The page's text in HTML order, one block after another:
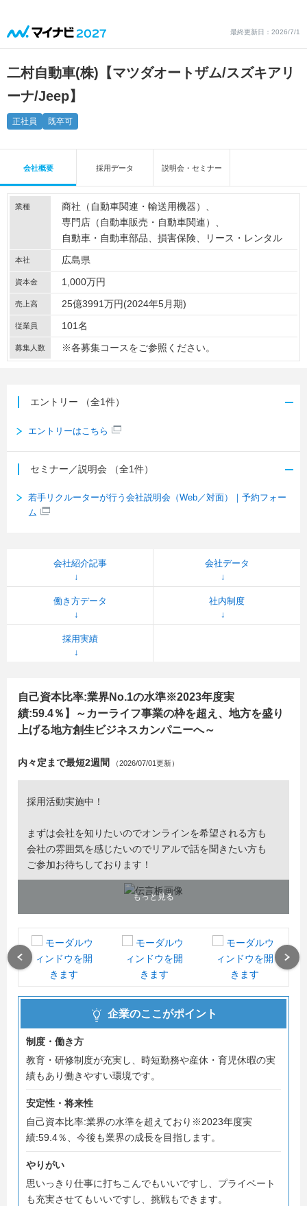
最終更新日：2026/7/1
二村自動車(株)【マツダオートザム/スズキアリ
ーナ/Jeep】
正社員 既卒可
会社概要 採用データ 説明会・セミナー
業種
商社（自動車関連・輸送用機器）
専門店（自動車販売・自動車関連）
自動車・自動車部品
損害保険 リース・レンタル
本社 広島県
資本金 1,000万円
売上高 25億3991万円(2024年5月期)
従業員 101名
募集人数 ※各募集コースをご参照ください。
エントリー （全1件）
エントリーはこちら
セミナー／説明会 （全1件）
若手リクルーターが行う会社説明会（Web／対面）｜予約フォー
ム
会社紹介記事 会社データ
働き方データ 社内制度
採用実績
自己資本比率:業界No.1の水準※2023年度実
績:59.4％】～カーライフ事業の枠を超え、地方を盛り
上げる地方創生ビジネスカンパニーへ～
内々定まで最短2週間 （2026/07/01更新）
採用活動実施中！
まずは会社を知りたいのでオンラインを希望される方も
会社の雰囲気を感じたいのでリアルで話を聞きたい方も
ご参加お待ちしております！
もっと見る
企業のここがポイント
制度・働き方
教育・研修制度が充実し、時短勤務や産休・育児休暇の実
績もあり働きやすい環境です。
安定性・将来性
自己資本比率:業界の水準を超えており※2023年度実
績:59.4％、今後も業界の成長を目指します。
やりがい
思いっきり仕事に打ちこんでもいいですし、プライベート
も充実させてもいいですし、挑戦もできます。